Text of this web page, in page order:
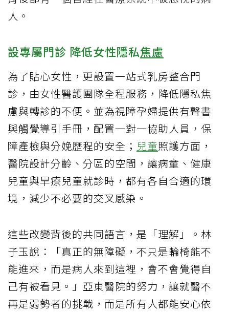
人。
設專屬門診 降低女性隱私焦慮
為了貼心女性，更設置一站式乳房整合門
診，由女性醫護團隊全程服務，降低隱私焦
慮與轉診的不便。並為視障孕婦提供有聲書
與觸覺導引手冊，配置一對一協助人員，保
障產檢與分娩歷程的安全； 兒童照護方面，
醫院設計分齡、分區的空間，讓病童、健康
兒童與早療兒童就診時，都有各自合適的環
境，減少不必要的交叉感染。
這些改變背後的共同語言，是「理解」。林
子玉說：「真正的無障礙，不只是輪椅能不
能進來，而是病人來到這裡，會不會覺得自
己有被看見。」亞東醫院的努力，讓就醫不
再是弱勢者的挑戰，而是所有人都能安心依